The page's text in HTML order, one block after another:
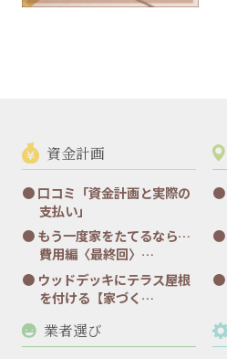
資金計画
口コミ「資金計画と実際の
支払い」
もう一度家をたてるなら…
費用編〈最終回〉…
ウッドデッキにテラス屋根
を付ける【家づく…
業者選び